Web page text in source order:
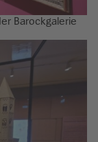
Barockgalerie